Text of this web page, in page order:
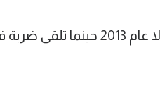
بدأ الأمر مع كازرولا